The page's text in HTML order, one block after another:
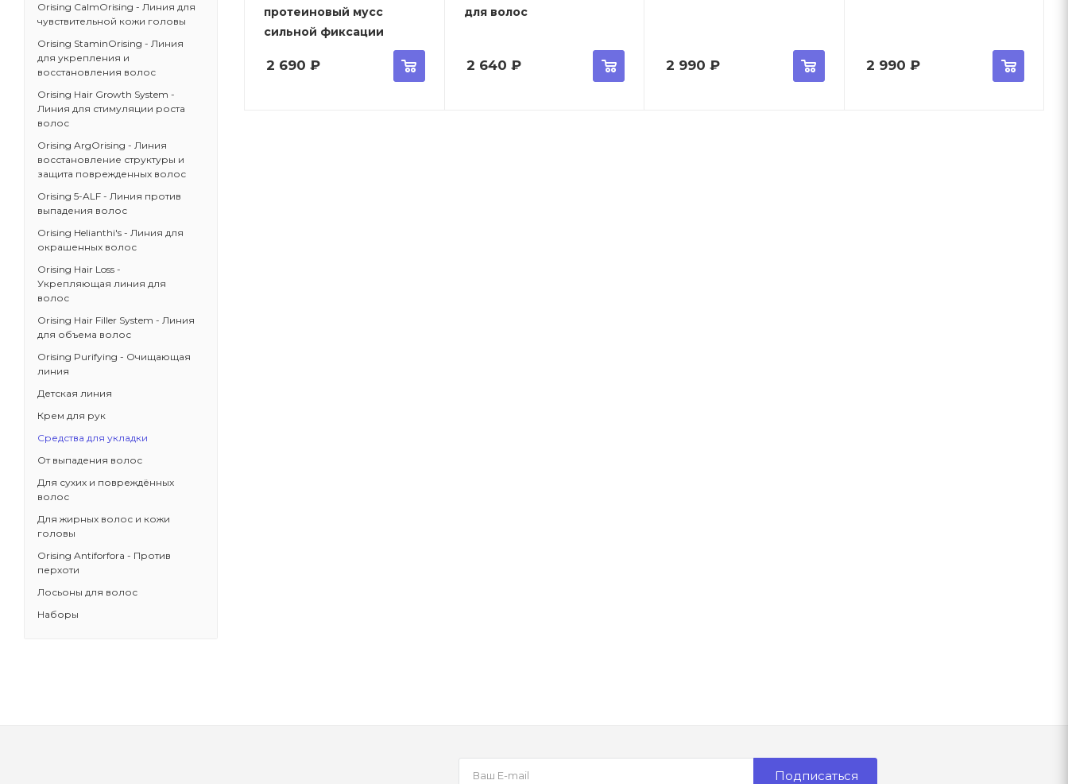
протеиновый мусс
сильной фиксации
2 690 ₽
для волос
2 640 ₽ 2 990 ₽ 2 990 ₽
Orising CalmOrising - Линия для
чувствительной кожи головы
Orising StaminOrising - Линия
для укрепления и
восстановления волос
Orising Hair Growth System -
Линия для стимуляции роста
волос
Orising ArgOrising - Линия
восстановление структуры и
защита поврежденных волос
Orising 5-ALF - Линия против
выпадения волос
Orising Helianthi's - Линия для
окрашенных волос
Orising Hair Loss -
Укрепляющая линия для
волос
Orising Hair Filler System - Линия
для объема волос
Orising Purifying - Очищающая
линия
Детская линия
Крем для рук
Средства для укладки
От выпадения волос
Для сухих и повреждённых
волос
Для жирных волос и кожи
головы
Orising Antiforfora - Против
перхоти
Лосьоны для волос
Наборы
Подписаться